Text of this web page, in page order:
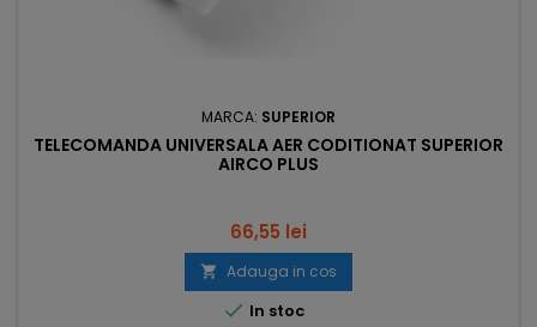
MARCA: SUPERIOR
TELECOMANDA UNIVERSALA AER CODITIONAT SUPERIOR
AIRCO PLUS
Pret
66,55 lei
 Adauga in cos
 In stoc